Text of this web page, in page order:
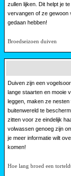
zullen lijken. Dit helpt je
vervangen of ze gewoon
gedaan hebben!
Broedseizoen duiven
Duiven zijn een
lange staarten en mooie
leggen, maken ze
buitenwereld te
zitten voor ze eindelijk
volwassen genoeg zijn
je meer informatie wilt
komen!
Hoe lang broed een